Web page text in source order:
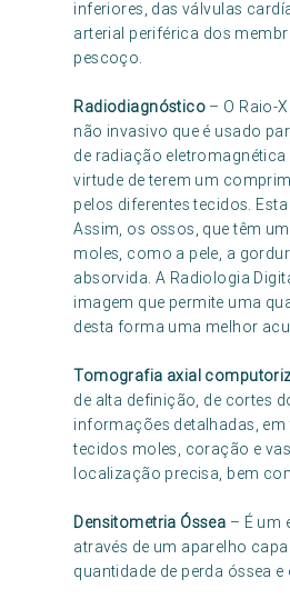
inferiores, das válvulas
arterial periférica dos
pescoço.
Radiodiagnóstico – O Raio-
não invasivo que é usado
de radiação
virtude de terem um
pelos diferentes tecidos.
Assim, os ossos, que têm
moles, como a pele, a
absorvida. A Radiologia
imagem que permite uma
desta forma uma melhor
Tomografia axial
de alta definição, de cortes
informações detalhadas,
tecidos moles, coração e
localização precisa, bem
Densitometria Óssea – É um
através de um aparelho
quantidade de perda óssea